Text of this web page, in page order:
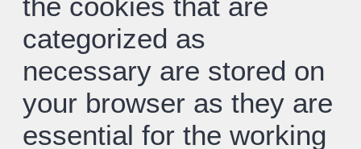
categorized as
necessary are stored on
your browser as they are
essential for the working